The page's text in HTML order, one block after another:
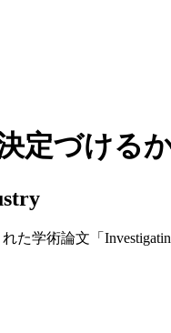
定づける
学術論文「